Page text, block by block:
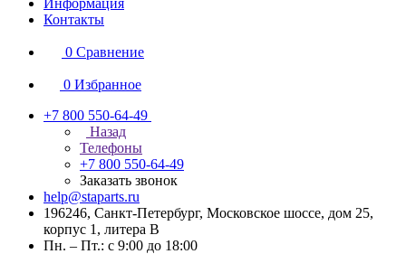
Информация
Контакты
0 Сравнение
0 Избранное
+7 800 550-64-49
Назад
Телефоны
+7 800 550-64-49
Заказать звонок
help@staparts.ru
196246, Санкт-Петербург, Московское шоссе, дом 25,
корпус 1, литера В
Пн. – Пт.: с 9:00 до 18:00